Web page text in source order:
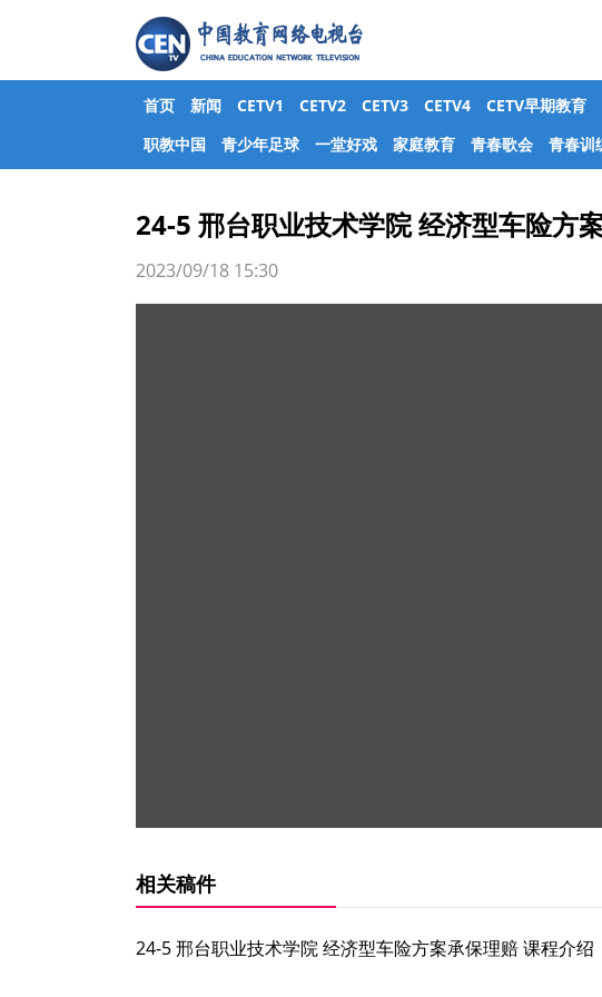
首页 新闻 CETV1 CETV2 CETV3 CETV4 CETV早期教育
职教中国
青少年足球 一堂好戏 家庭教育 青春歌会 青春训
24-5 邢台职业技术学院 经济型车险方
2023/09/18 15:30
相关稿件
24-5 邢台职业技术学院 经济型车险方案承保理赔 课程介绍